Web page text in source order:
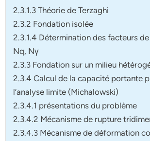
2.3.1.3 Théorie de Terzaghi
2.3.2 Fondation isolée
2.3.1.4 Détermination des facteurs
Nq, Nγ
2.3.3 Fondation sur un milieu
2.3.4 Calcul de la capacité portante
l’analyse limite (Michalowski)
2.3.4.1 présentations du problème
2.3.4.2 Mécanisme de rupture
2.3.4.3 Mécanisme de déformation